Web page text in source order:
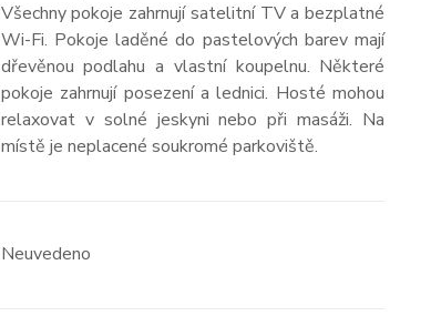
Všechny pokoje zahrnují satelitní TV a bezplatné
Wi-Fi. Pokoje laděné do pastelových barev mají
dřevěnou podlahu a vlastní koupelnu. Některé
pokoje zahrnují posezení a lednici. Hosté mohou
relaxovat v solné jeskyni nebo při masáži. Na
místě je neplacené soukromé parkoviště.
Neuvedeno